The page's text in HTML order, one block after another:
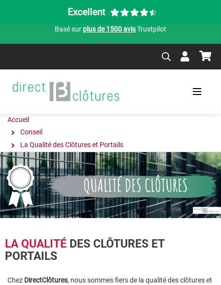
Excellent
Basé sur plus de 1500 avisTrustpilot
Accueil
Conseil
La Qualité des Clôtures et Portails
LA QUALITÉ DES CLÔTURES ET
PORTAILS
Chez DirectClôtures, nous sommes fiers de la qualité des clôtures et